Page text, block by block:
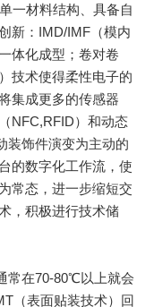
一材料结构、具备自
新：IMD/IMF（模内
体化成型；卷对卷
技术使得柔性电子的
集成更多的传感器
NFC,RFID）和动态
装饰件演变为主动的
的数字化工作流，使
常态，进一步缩短交
，积极进行技术储
常在70-80℃以上就会
（表面贴装技术）回